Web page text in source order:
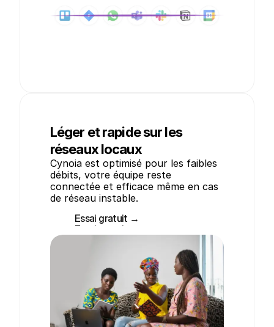
Léger et rapide sur les
réseaux locaux
Cynoia est optimisé pour les faibles
débits, votre équipe reste
connectée et efficace même en cas
de réseau instable.
Essai gratuit →
Essai gratuit →